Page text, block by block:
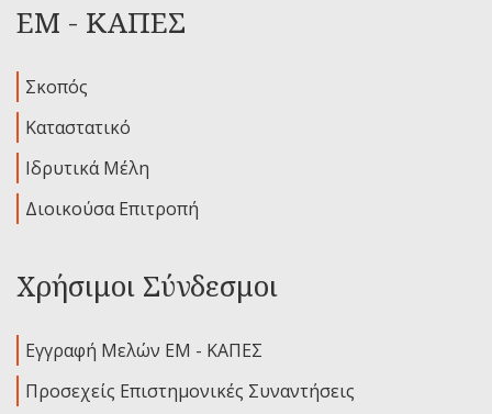
ΕΜ - ΚΑΠΕΣ
Σκοπός
Καταστατικό
Ιδρυτικά Μέλη
Διοικούσα Επιτροπή
Χρήσιμοι Σύνδεσμοι
Εγγραφή Μελών ΕΜ - ΚΑΠΕΣ
Προσεχείς Επιστημονικές Συναντήσεις